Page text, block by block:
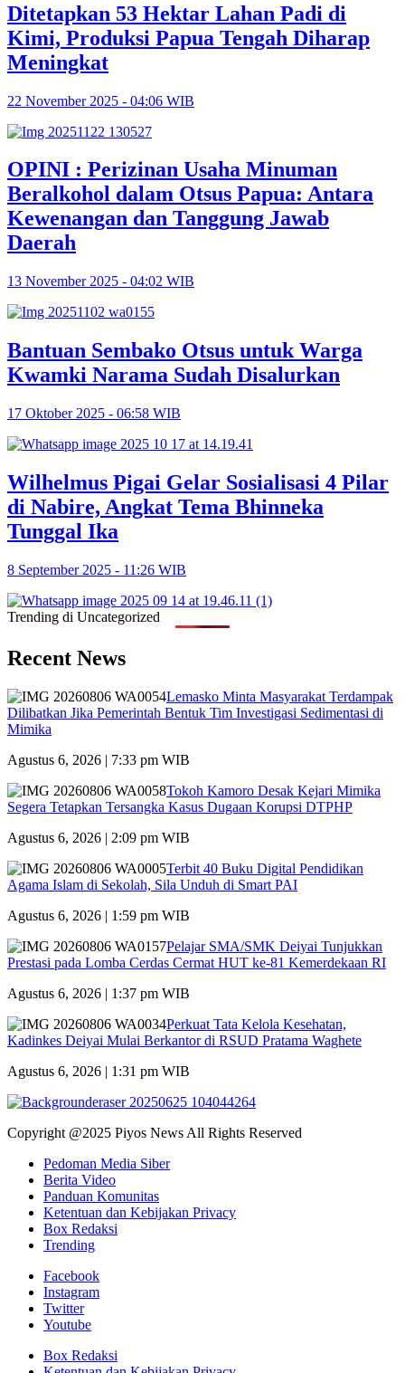
Ditetapkan 53 Hektar Lahan Padi di
Kimi, Produksi Papua Tengah Diharap
Meningkat
22 November 2025 - 04:06 WIB
OPINI : Perizinan Usaha Minuman
Beralkohol dalam Otsus Papua: Antara
Kewenangan dan Tanggung Jawab
Daerah
13 November 2025 - 04:02 WIB
Bantuan Sembako Otsus untuk Warga
Kwamki Narama Sudah Disalurkan
17 Oktober 2025 - 06:58 WIB
Wilhelmus Pigai Gelar Sosialisasi 4 Pilar
di Nabire, Angkat Tema Bhinneka
Tunggal Ika
8 September 2025 - 11:26 WIB
Trending di Uncategorized
Recent News
Lemasko Minta Masyarakat Terdampak
Dilibatkan Jika Pemerintah Bentuk Tim Investigasi Sedimentasi di
Mimika
Agustus 6, 2026 | 7:33 pm WIB
Tokoh Kamoro Desak Kejari Mimika
Segera Tetapkan Tersangka Kasus Dugaan Korupsi DTPHP
Agustus 6, 2026 | 2:09 pm WIB
Terbit 40 Buku Digital Pendidikan
Agama Islam di Sekolah, Sila Unduh di Smart PAI
Agustus 6, 2026 | 1:59 pm WIB
Pelajar SMA/SMK Deiyai Tunjukkan
Prestasi pada Lomba Cerdas Cermat HUT ke-81 Kemerdekaan RI
Agustus 6, 2026 | 1:37 pm WIB
Perkuat Tata Kelola Kesehatan,
Kadinkes Deiyai Mulai Berkantor di RSUD Pratama Waghete
Agustus 6, 2026 | 1:31 pm WIB
Copyright @2025 Piyos News All Rights Reserved
Pedoman Media Siber
Berita Video
Panduan Komunitas
Ketentuan dan Kebijakan Privacy
Box Redaksi
Trending
Facebook
Instagram
Twitter
Youtube
Box Redaksi